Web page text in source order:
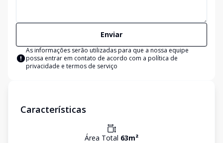
Enviar
As informações serão utilizadas para que a nossa equipe
possa entrar em contato de acordo com a política de
privacidade e termos de serviço
Características
Área Total 63m²